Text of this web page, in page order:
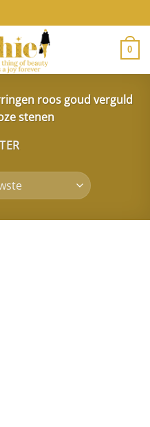
0
roos goud verguld
stenen